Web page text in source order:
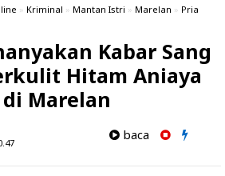
» Kriminal » Mantan Istri » Marelan » Pria
Kabar Sang
Hitam Aniaya
Marelan
baca